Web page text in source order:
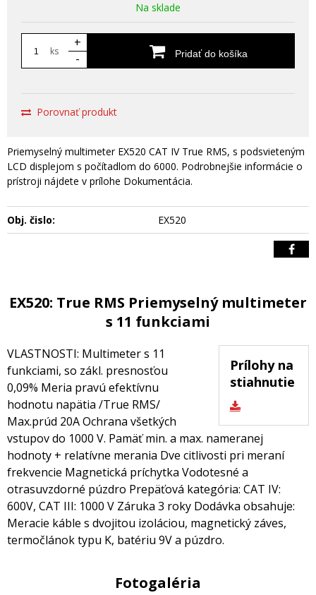
Na sklade
ks
+
-
Pridať do košíka
Porovnať produkt
Priemyselný multimeter EX520 CAT IV True RMS, s podsvieteným
LCD displejom s počítadlom do 6000. Podrobnejšie informácie o
prístroji nájdete v prílohe Dokumentácia.
Obj. čislo: EX520
EX520: True RMS Priemyselný multimeter
s 11 funkciami
Prílohy na
stiahnutie
VLASTNOSTI: Multimeter s 11
funkciami, so zákl. presnosťou
0,09% Meria pravú efektívnu
hodnotu napätia /True RMS/
Max.prúd 20A Ochrana všetkých
vstupov do 1000 V. Pamäť min. a max. nameranej
hodnoty + relatívne merania Dve citlivosti pri meraní
frekvencie Magnetická príchytka Vodotesné a
otrasuvzdorné púzdro Prepäťová kategória: CAT IV:
600V, CAT III: 1000 V Záruka 3 roky Dodávka obsahuje:
Meracie káble s dvojitou izoláciou, magnetický záves,
termočlánok typu K, batériu 9V a púzdro.
Fotogaléria